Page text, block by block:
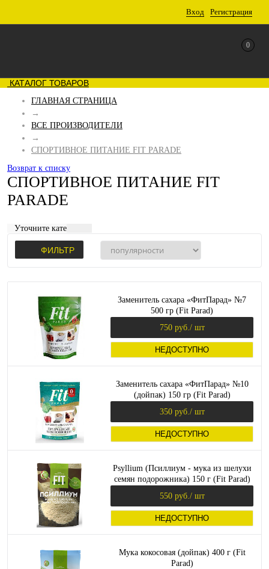
Вход Регистрация
0
КАТАЛОГ ТОВАРОВ
ГЛАВНАЯ СТРАНИЦА
→
ВСЕ ПРОИЗВОДИТЕЛИ
→
СПОРТИВНОЕ ПИТАНИЕ FIT PARADE
Возврат к списку
СПОРТИВНОЕ ПИТАНИЕ FIT
PARADE
Уточните категорию:
ФИЛЬТР
Заменитель сахара «ФитПарад» №7
500 гр (Fit Parad)
750 руб. / шт
НЕДОСТУПНО
Заменитель сахара «ФитПарад» №10
(дойпак) 150 гр (Fit Parad)
350 руб. / шт
НЕДОСТУПНО
Psyllium (Псиллиум - мука из шелухи
семян подорожника) 150 г (Fit Parad)
550 руб. / шт
НЕДОСТУПНО
Мука кокосовая (дойпак) 400 г (Fit
Parad)